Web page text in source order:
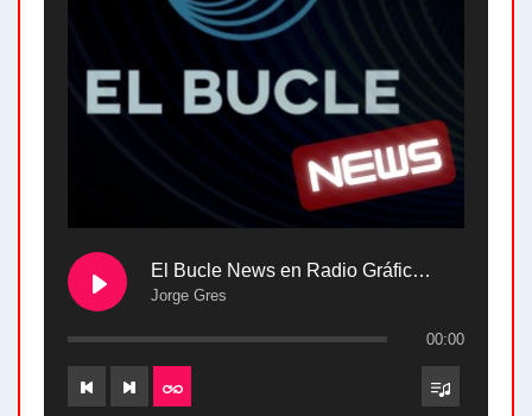
El Bucle News en Radio Gráfica. Bloque 2 . 28.04.24
Jorge Gres
00:00